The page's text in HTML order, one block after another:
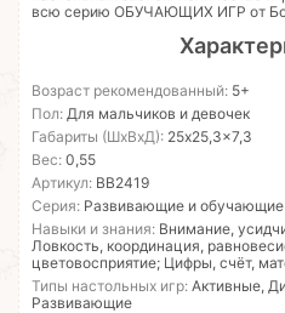
всю серию ОБУЧАЮЩИХ ИГР от
Возраст рекомендованный: 5+
Пол: Для мальчиков и девочек
Габариты (ШхВхД): 25x25,3x7,3
Вес: 0,55
Артикул: ВВ2419
Серия: Развивающие и обучающие
Навыки и знания: Внимание,
Ловкость, координация,
цветовосприятие; Цифры, счёт,
Типы настольных игр: Активные,
Развивающие